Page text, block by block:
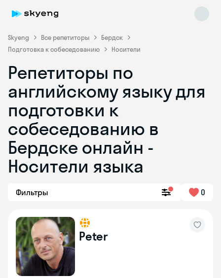
Skyeng Все репетиторы
Бердск
Подготовка к собеседованию
Носители
Репетиторы по
английскому языку для
подготовки к
собеседованию в
Бердске онлайн -
Носители языка
Фильтры 0
Peter
Skyeng Chat